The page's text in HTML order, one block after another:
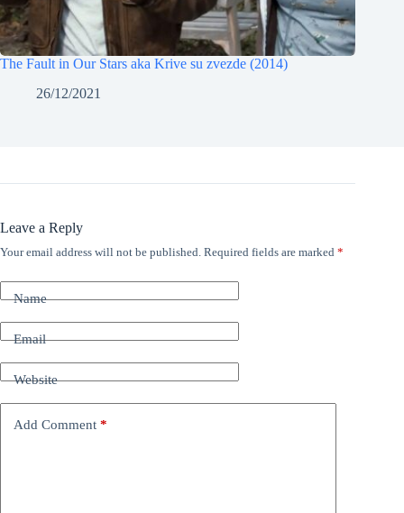
The Fault in Our Stars aka Krive su zvezde (2014)
26/12/2021
Leave a Reply
Your email address will not be published. Required fields are marked *
Name
Email
Website
Add Comment *